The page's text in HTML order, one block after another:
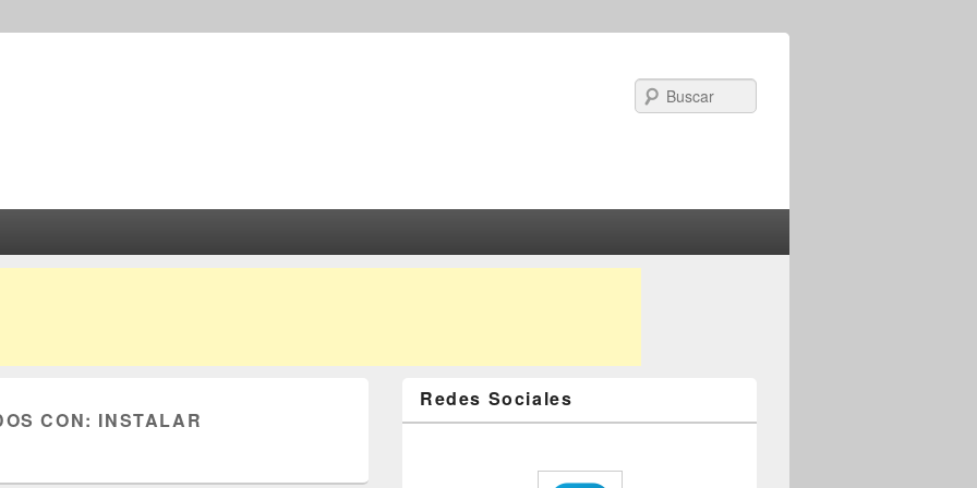
CON: INSTALAR
Redes Sociales